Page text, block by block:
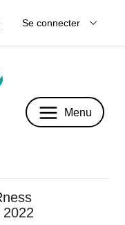
Se connecter
Menu